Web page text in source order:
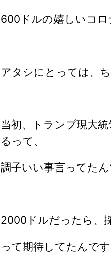
600ドルの嬉しいコロ
アタシにとっては、
当初、トランプ現大
るって、
調子いい事言ってたん
2000ドルだったら、
って期待してたんです